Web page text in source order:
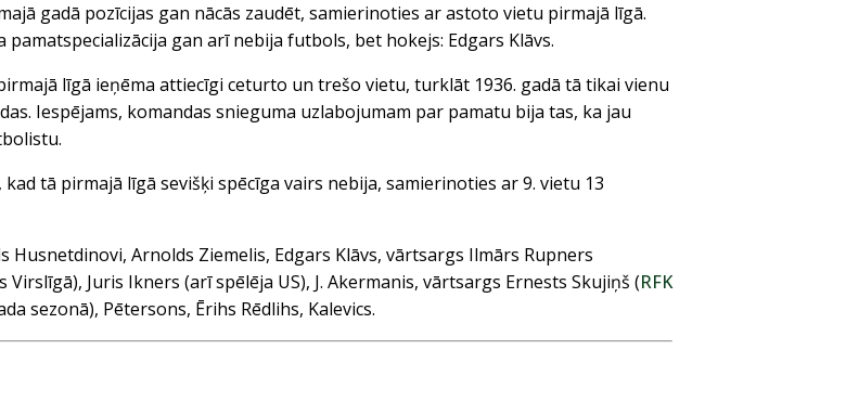
gadā pozīcijas gan nācās zaudēt, samierinoties ar astoto vietu pirmajā līgā.
pamatspecializācija gan arī nebija futbols, bet hokejs: Edgars Klāvs.
līgā ieņēma attiecīgi ceturto un trešo vietu, turklāt 1936. gadā tā tikai vienu
Iespējams, komandas snieguma uzlabojumam par pamatu bija tas, ka jau
tā pirmajā līgā sevišķi spēcīga vairs nebija, samierinoties ar 9. vietu 13
Arnolds Ziemelis, Edgars Klāvs, vārtsargs Ilmārs Rupners
Virslīgā), Juris Ikners (arī spēlēja US), J. Akermanis, vārtsargs Ernests Skujiņš (RFK
sezonā), Pētersons, Ērihs Rēdlihs, Kalevics.